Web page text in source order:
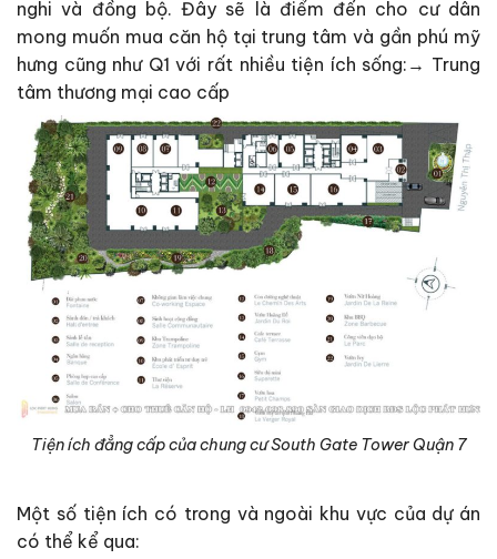
nghi và đồng bộ. Đây sẽ là điểm đến cho cư dân
mong muốn mua căn hộ tại trung tâm và gần phú mỹ
hưng cũng như Q1 với rất nhiều tiện ích sống:→ Trung
tâm thương mại cao cấp
Tiện ích đẳng cấp của chung cư South Gate Tower Quận 7
Một số tiện ích có trong và ngoài khu vực của dự án
có thể kể qua: